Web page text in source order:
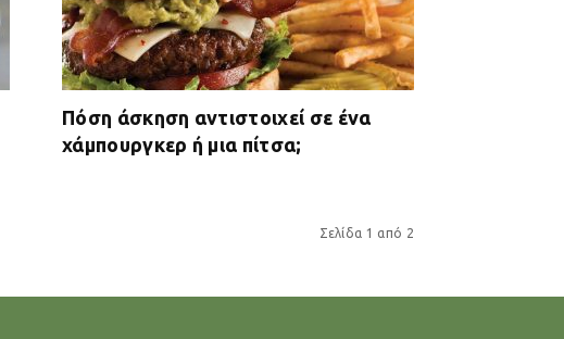
Πόση άσκηση αντιστοιχεί σε ένα
χάμπουργκερ ή μια πίτσα;
Σελίδα 1 από 2